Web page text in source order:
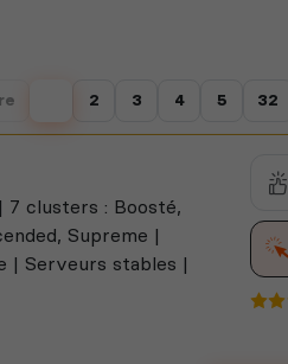
2 3 4 5 32
7 clusters : Boosté,
Supreme |
| Serveurs stables |